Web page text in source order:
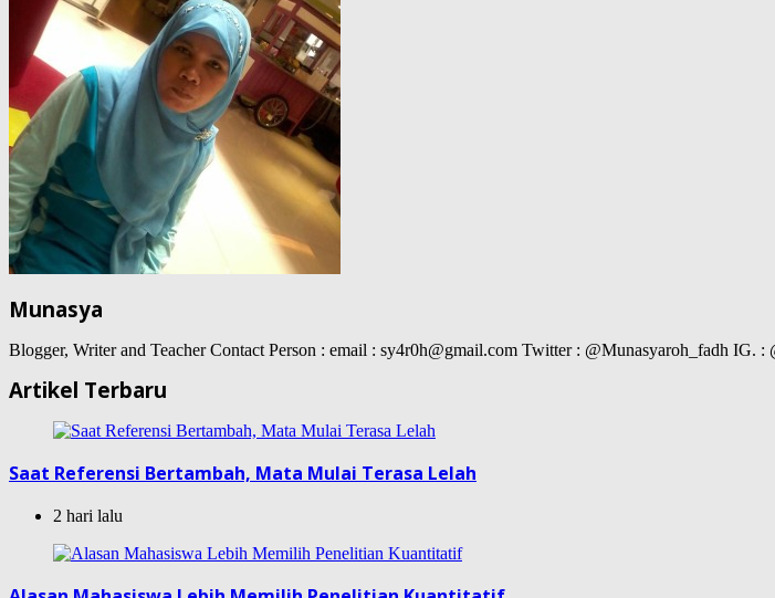
Munasya
Blogger, Writer and Teacher Contact Person : email : sy4r0h@gmail.com Twitter : @Munasyaroh_fadh IG. :
Artikel Terbaru
Saat Referensi Bertambah, Mata Mulai Terasa Lelah
2 hari lalu